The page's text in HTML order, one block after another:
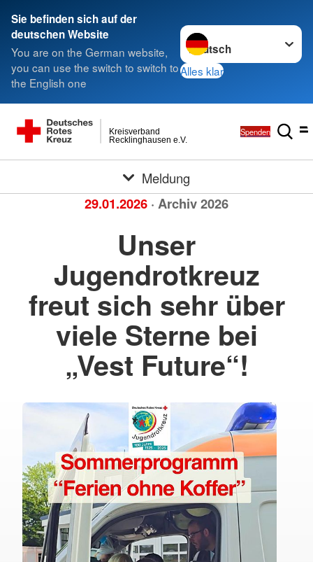
Sie befinden sich auf der
deutschen Website
You are on the German website,
you can use the switch to switch to
the English one
Sprache wechseln zu
Alles klar
Recklinghausen e.V.
Kreisverband Spenden
Meldung
29.01.2026 · Archiv 2026
Unser
Jugendrotkreuz
freut sich sehr über
viele Sterne bei
„Vest Future“!